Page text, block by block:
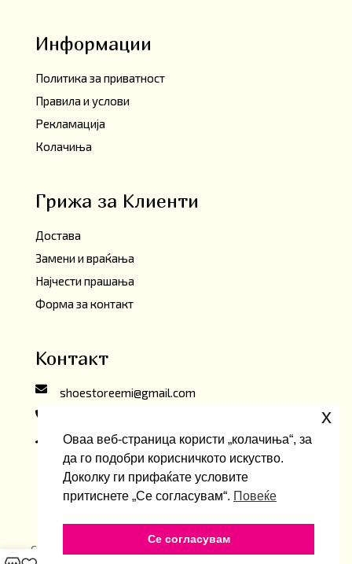
Информации
Политика за приватност
Правила и услови
Рекламација
Колачиња
Грижа за Клиенти
Достава
Замени и враќања
Најчести прашања
Форма за контакт
Контакт
shoestoreemi@gmail.com
ул. Беласица бр.2,
Скопје, Северна Македонија
Copyright ©2026 Emi ShoeStore. Developed by
Оваа веб-страница користи „колачиња“, за
да го подобри корисничкото искуство.
Доколку ги прифаќате условите
притиснете „Се согласувам“. Повеќе
Се согласувам
x